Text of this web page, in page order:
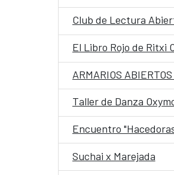
Club de Lectura
El Libro Rojo de Ritxi
ARMARIOS
Taller de Danza
Encuentro
Suchai x Marejada